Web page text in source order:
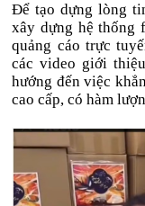
Để tạo dựng lòng
xây dựng hệ thống
quảng cáo trực
các video giới
hướng đến việc
cao cấp, có hàm